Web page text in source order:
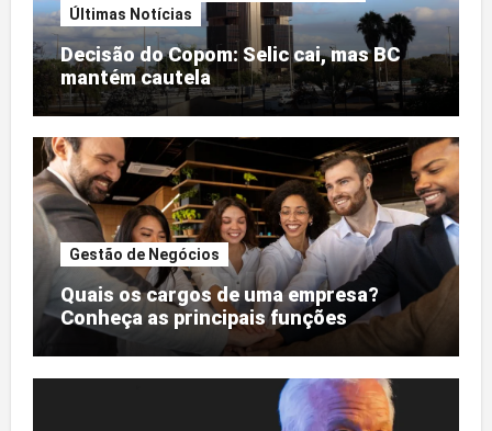
Últimas Notícias
Decisão do Copom: Selic cai, mas BC
mantém cautela
Gestão de Negócios
Quais os cargos de uma empresa?
Conheça as principais funções